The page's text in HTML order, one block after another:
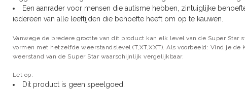
Een aanrader voor mensen die autisme hebben, zintuiglijke
iedereen van alle leeftijden die behoefte heeft om op te kauwen.
Vanwege de bredere grootte van dit product kan elk level van de Super Star
vormen met hetzelfde weerstandslevel (T,XT,XXT). Als voorbeeld: Vind je de
weerstand van de Super Star waarschijnlijk vergelijkbaar.
Let op:
Dit product is geen speelgoed.